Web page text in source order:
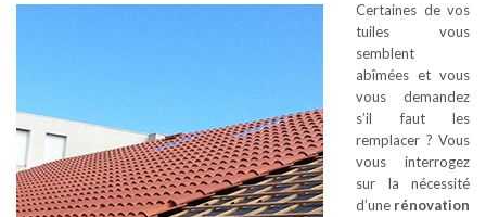
Certaines de vos
tuiles vous
semblent
abîmées et vous
vous demandez
s’il faut les
remplacer ? Vous
vous interrogez
sur la nécessité
d’une rénovation